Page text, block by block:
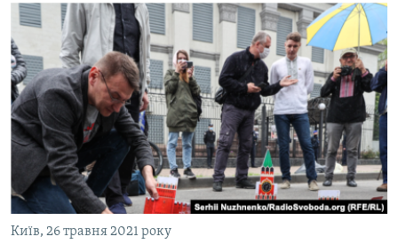
ВСЕ ЗА ДЕНЬ
СПЕЦПРОЕКТИ
ДЕПОРТАЦІЯ
ВІДЕОУРОКИ «ELIFBE»
СВІДЧЕННЯ ОКУПАЦІЇ
УКРАЇНСЬКА ПРОБЛЕМА КРИМУ
ІНФОГРАФІКА
ЯК ОБІЙТИ БЛОКУВАННЯ
Русский
Qırımtatar
ДОЛУЧАЙСЯ!
Київ, 26 травня 2021 року